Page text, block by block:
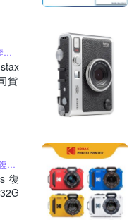
送原廠相本、相片保護套、原廠束口袋
貨
含32G記憶卡 2K高畫質復古小相機
復